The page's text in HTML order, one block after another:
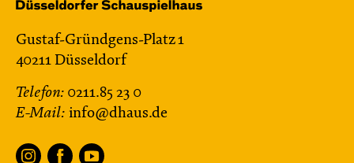
Gustaf-Gründgens-Platz 1
40211 Düsseldorf
Telefon: 0211.85 23 0
E-Mail: info@dhaus.de